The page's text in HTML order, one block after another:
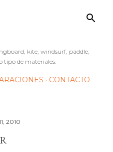
kite, windsurf, paddle,
tipo de materiales.
CONTACTO
2010